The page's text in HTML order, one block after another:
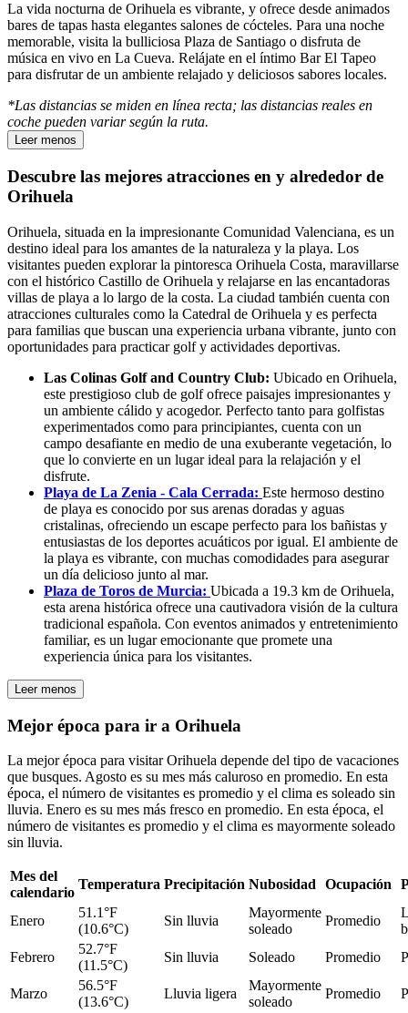
La vida nocturna de Orihuela es vibrante, y ofrece desde animados
bares de tapas hasta elegantes salones de cócteles. Para una noche
memorable, visita la bulliciosa Plaza de Santiago o disfruta de
música en vivo en La Cueva. Relájate en el íntimo Bar El Tapeo
para disfrutar de un ambiente relajado y deliciosos sabores locales.
*Las distancias se miden en línea recta; las distancias reales en
coche pueden variar según la ruta.
Leer menos
Descubre las mejores atracciones en y alrededor de
Orihuela
Orihuela, situada en la impresionante Comunidad Valenciana, es un
destino ideal para los amantes de la naturaleza y la playa. Los
visitantes pueden explorar la pintoresca Orihuela Costa, maravillarse
con el histórico Castillo de Orihuela y relajarse en las encantadoras
villas de playa a lo largo de la costa. La ciudad también cuenta con
atracciones culturales como la Catedral de Orihuela y es perfecta
para familias que buscan una experiencia urbana vibrante, junto con
oportunidades para practicar golf y actividades deportivas.
Las Colinas Golf and Country Club: Ubicado en Orihuela,
este prestigioso club de golf ofrece paisajes impresionantes y
un ambiente cálido y acogedor. Perfecto tanto para golfistas
experimentados como para principiantes, cuenta con un
campo desafiante en medio de una exuberante vegetación, lo
que lo convierte en un lugar ideal para la relajación y el
disfrute.
Playa de La Zenia - Cala Cerrada: Este hermoso destino
de playa es conocido por sus arenas doradas y aguas
cristalinas, ofreciendo un escape perfecto para los bañistas y
entusiastas de los deportes acuáticos por igual. El ambiente de
la playa es vibrante, con muchas comodidades para asegurar
un día delicioso junto al mar.
Plaza de Toros de Murcia: Ubicada a 19.3 km de Orihuela,
esta arena histórica ofrece una cautivadora visión de la cultura
tradicional española. Con eventos animados y entretenimiento
familiar, es un lugar emocionante que promete una
experiencia única para los visitantes.
Leer menos
Mejor época para ir a Orihuela
La mejor época para visitar Orihuela depende del tipo de vacaciones
que busques. Agosto es su mes más caluroso en promedio. En esta
época, el número de visitantes es promedio y el clima es soleado sin
lluvia. Enero es su mes más fresco en promedio. En esta época, el
número de visitantes es promedio y el clima es mayormente soleado
sin lluvia.
Mes del
calendario
Temperatura Precipitación Nubosidad Ocupación
Enero
51.1°F
(10.6°C)
Sin lluvia
Mayormente
soleado
Promedio
Febrero
52.7°F
(11.5°C)
Sin lluvia Soleado Promedio
Marzo
56.5°F
(13.6°C)
Lluvia ligera
Mayormente
soleado
Promedio